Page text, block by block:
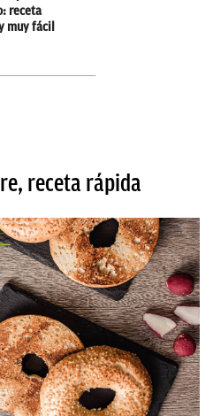
receta
muy fácil
receta rápida